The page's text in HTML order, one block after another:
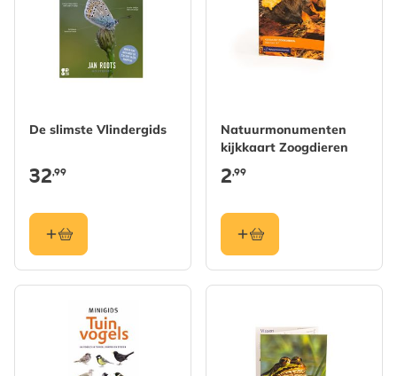
De slimste Vlindergids
32,99
Natuurmonumenten
kijkkaart Zoogdieren
2,99